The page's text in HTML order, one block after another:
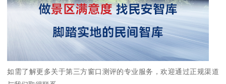
如需了解更多关于第三方窗口测评的专业服务，欢迎通过正规渠道